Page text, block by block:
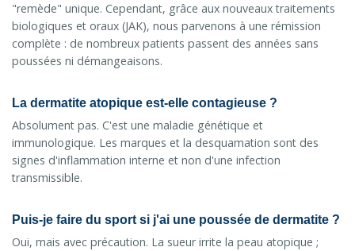
"remède" unique. Cependant, grâce aux nouveaux traitements
biologiques et oraux (JAK), nous parvenons à une rémission
complète : de nombreux patients passent des années sans
poussées ni démangeaisons.
La dermatite atopique est-elle contagieuse ?
Absolument pas. C'est une maladie génétique et
immunologique. Les marques et la desquamation sont des
signes d'inflammation interne et non d'une infection
transmissible.
Puis-je faire du sport si j'ai une poussée de dermatite ?
Oui, mais avec précaution. La sueur irrite la peau atopique ;